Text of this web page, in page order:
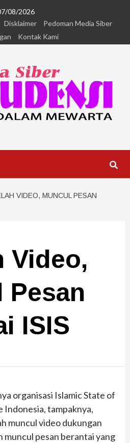
08/2026
Disklaimer
Pedoman Media Siber
Kontak Kami
VIDEO, MUNCUL PESAN
Video,
Pesan
ISIS
organisasi Islamic State of
Indonesia, tampaknya,
muncul video dukungan
muncul pesan berantai yang